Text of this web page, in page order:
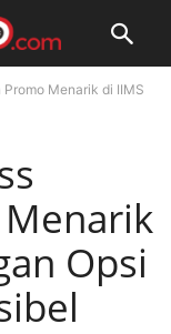
Menarik di IIMS
Opsi